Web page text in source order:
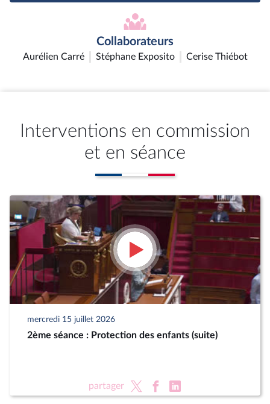
Collaborateurs
Aurélien Carré Stéphane Exposito Cerise Thiébot
Interventions en commission
et en séance
mercredi 15 juillet 2026
2ème séance : Protection des enfants (suite)
partager